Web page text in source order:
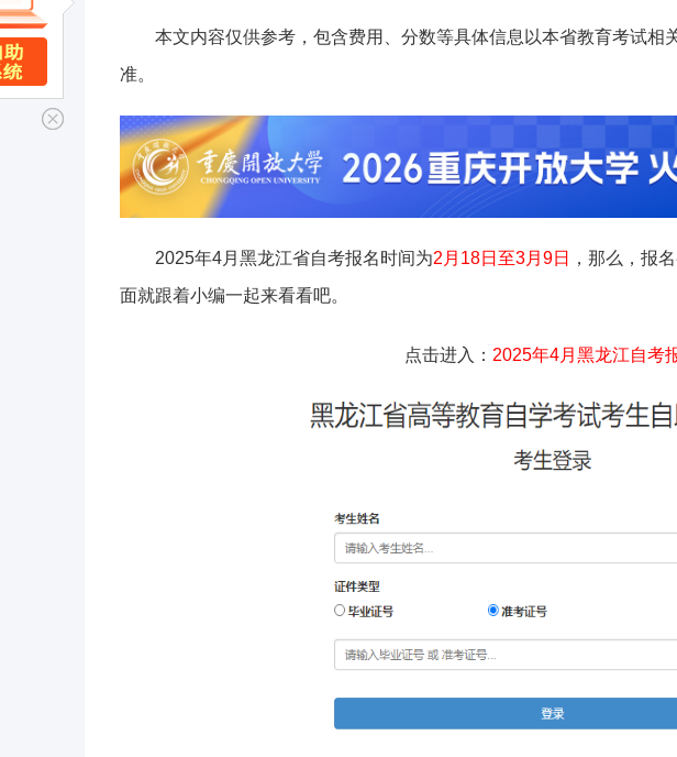
本文内容仅供参考，包含费用、分数等具体信息以本省教育考试相
准。
2025年4月黑龙江省自考报名时间为2月18日至3月9日
，那么，报
面就跟着小编一起来看看吧。
点击进入： 2025年4月黑龙江自考